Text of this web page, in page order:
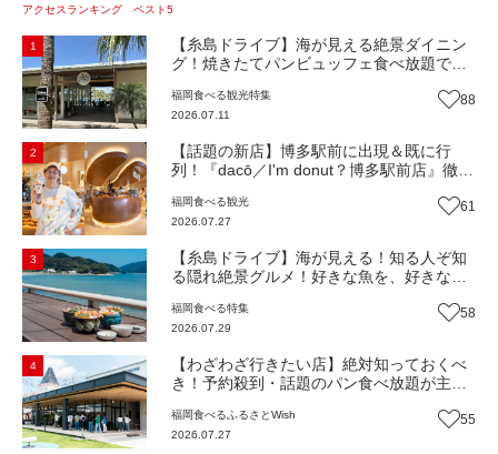
アクセスランキング ベスト5
1
【糸島ドライブ】海が見える絶景ダイニン
グ！焼きたてパンビュッフェ食べ放題で大
Beach Cafe』（福岡・糸島市）【まち歩
き】
福岡食べる観光特集
2026.07.11
88
2
【話題の新店】博多駅前に出現＆既に行
列！『dacō／I'm donut？博多駅前店』徹底
しみ方＆イチオシメニューも紹介！（福岡
市博多区）【まち歩き】
福岡食べる観光
2026.07.27
61
3
【糸島ドライブ】海が見える！知る人ぞ知
る隠れ絶景グルメ！好きな魚を、好きなだ
堂』（福岡市西区）【まち歩き】
福岡食べる特集
2026.07.29
58
4
【わざわざ行きたい店】絶対知っておくべ
き！予約殺到・話題のパン食べ放題が主
『bound garden』（福岡・新宮町）【まち
歩き】
福岡食べるふるさとWish
2026.07.27
55